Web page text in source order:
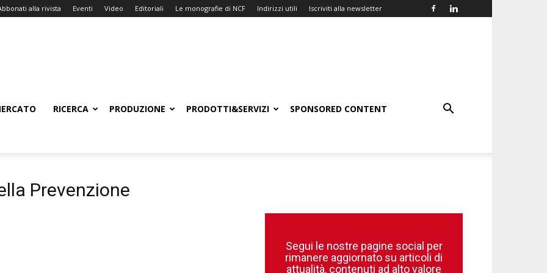
alla rivista Eventi Video Editoriali Le monografie di NCF Indirizzi utili Iscriviti alla newsletter
RICERCA PRODUZIONE PRODOTTI&SERVIZI SPONSORED CONTENT
Prevenzione
Segui le nostre pagine social per
rimanere aggiornato su articoli di
attualità, contenuti ad alto valore